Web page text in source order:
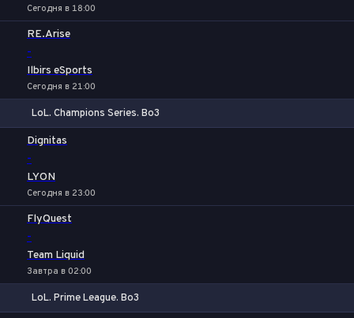
Сегодня в 18:00
RE.Arise
-
Ilbirs eSports
Сегодня в 21:00
LoL. Champions Series. Bo3
Dignitas
-
LYON
Сегодня в 23:00
FlyQuest
-
Team Liquid
Завтра в 02:00
LoL. Prime League. Bo3